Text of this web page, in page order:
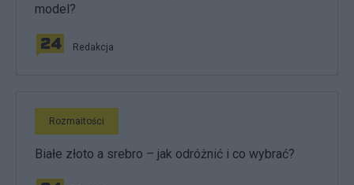
model?
Redakcja
Rozmaitości
Białe złoto a srebro – jak odróżnić i co wybrać?